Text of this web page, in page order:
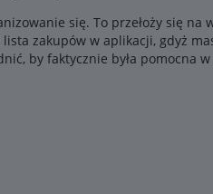
się. To przełoży się na
zakupów w aplikacji, gdyż
by faktycznie była pomocna